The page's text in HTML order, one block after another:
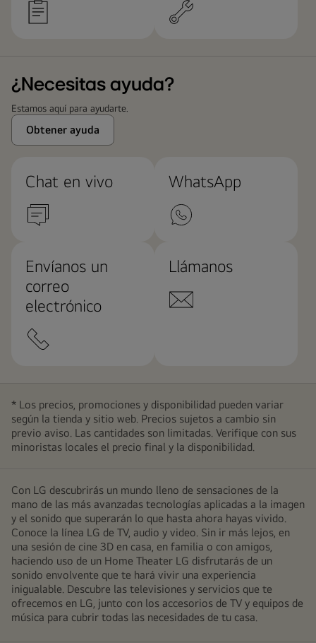
¿Necesitas ayuda?
Estamos aquí para ayudarte.
Obtener ayuda
Chat en vivo WhatsApp
Envíanos un
correo
electrónico
Llámanos
* Los precios, promociones y disponibilidad pueden variar
según la tienda y sitio web. Precios sujetos a cambio sin
previo aviso. Las cantidades son limitadas. Verifique con sus
minoristas locales el precio final y la disponibilidad.
Con LG descubrirás un mundo lleno de sensaciones de la
mano de las más avanzadas tecnologías aplicadas a la imagen
y el sonido que superarán lo que hasta ahora hayas vivido.
Conoce la línea LG de TV, audio y video. Sin ir más lejos, en
una sesión de cine 3D en casa, en familia o con amigos,
haciendo uso de un Home Theater LG disfrutarás de un
sonido envolvente que te hará vivir una experiencia
inigualable. Descubre las televisiones y servicios que te
ofrecemos en LG, junto con los accesorios de TV y equipos de
música para cubrir todas las necesidades de tu casa.